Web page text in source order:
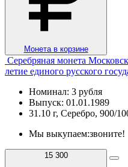
Монета в корзине
Серебряная монета
летие единого русского
Номинал: 3 рубля
Выпуск: 01.01.1989
31.10 г, Серебро, 900/
Мы выкупаем:звоните!
15 300